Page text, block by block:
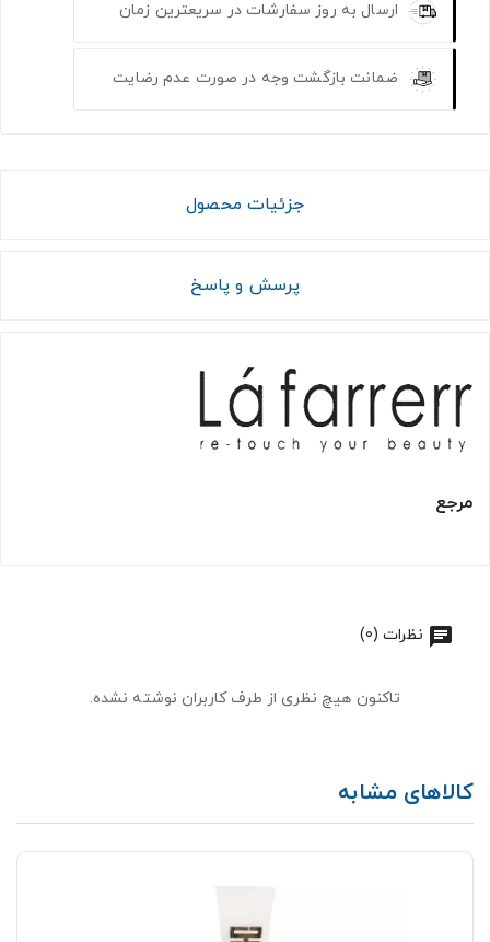
ارسال به روز سفارشات در سریعترین زمان
ضمانت بازگشت وجه در صورت عدم رضایت
جزئیات محصول
پرسش و پاسخ
مرجع
نظرات (0)
تاکنون هیچ نظری از طرف کاربران نوشته نشده.
کالاهای مشابه